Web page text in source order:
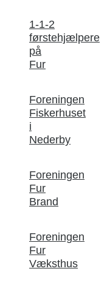
1-1-2
førstehjælpere
på
Fur
Foreningen
Fiskerhuset
i
Nederby
Foreningen
Fur
Brand
Foreningen
Fur
Væksthus